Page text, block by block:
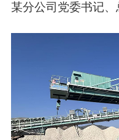
某分公司党委书记、